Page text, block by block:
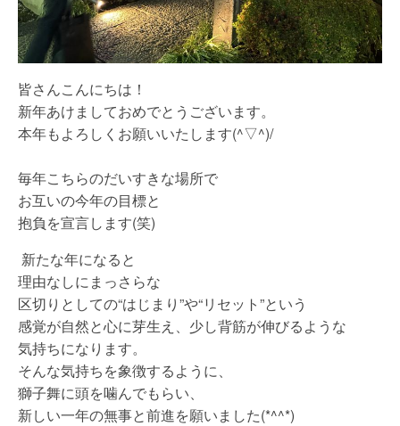
皆さんこんにちは！
新年あけましておめでとうございます。
本年もよろしくお願いいたします(^▽^)/
毎年こちらのだいすきな場所で
お互いの今年の目標と
抱負を宣言します(笑)
新たな年になると
理由なしにまっさらな
区切りとしての“はじまり”や“リセット”という
感覚が自然と心に芽生え、少し背筋が伸びるような
気持ちになります。
そんな気持ちを象徴するように、
獅子舞に頭を噛んでもらい、
新しい一年の無事と前進を願いました(*^^*)